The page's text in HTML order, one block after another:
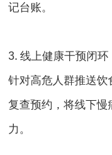
记台账。
3. 线上健康干预闭环
针对高危人群推送饮
复查预约，将线下慢
力。